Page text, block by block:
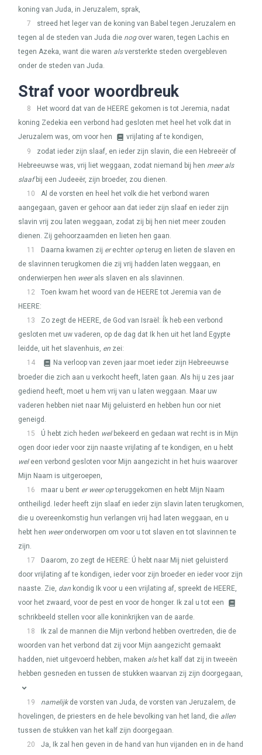
koning van Juda, in Jeruzalem, sprak,
7
streed het leger van de koning van Babel tegen Jeruzalem en
tegen al de steden van Juda die nogover waren, tegen Lachis en
tegen Azeka, want die waren alsversterkte steden overgebleven
onder de steden van Juda.
Straf voor woordbreuk
8 Het woord dat van de HEERE gekomen is tot Jeremia, nadat
koning Zedekia een verbond had gesloten met heel het volk dat in
Jeruzalem was, om voor hen
vrijlating af te kondigen,
9
zodat ieder zijn slaaf, en ieder zijn slavin, die een Hebreeër of
Hebreeuwse was, vrij liet weggaan, zodat niemand bij hen meer als
slaafbij een Judeeër, zijn broeder, zou dienen.
10
Al de vorsten en heel het volk die het verbond waren
aangegaan, gaven er gehoor aan dat ieder zijn slaaf en ieder zijn
slavin vrij zou laten weggaan, zodat zij bij hen niet meer zouden
dienen. Zij gehoorzaamden en lieten hen gaan.
11
Daarna kwamen zij erechter opterug en lieten de slaven en
de slavinnen terugkomen die zij vrij hadden laten weggaan, en
onderwierpen hen weerals slaven en als slavinnen.
12
Toen kwam het woord van de HEEREtot Jeremia van de
HEERE:
13
Zo zegt de HEERE, de God van Israël: Ík heb een verbond
gesloten met uw vaderen, op de dag dat Ik hen uit het land Egypte
leidde, uit het slavenhuis, en zei:
14
Na verloop van zeven jaar moet ieder zijn Hebreeuwse
broeder die zich aan u verkocht heeft, laten gaan. Als hij u zes jaar
gediend heeft, moet u hem vrij van u laten weggaan. Maar uw
vaderen hebben niet naar Mij geluisterd en hebben hun oor niet
geneigd.
15
Ú hebt zich heden welbekeerd en gedaan wat recht is in Mijn
ogen door ieder voor zijn naaste vrijlating af te kondigen, en u hebt
weleen verbond gesloten voor Mijn aangezicht in het huis waarover
Mijn Naam is uitgeroepen,
16
maar u bent er weer opteruggekomen en hebt Mijn Naam
ontheiligd. Ieder heeft zijn slaaf en ieder zijn slavin laten terugkomen,
die u overeenkomstig hun verlangen vrij had laten weggaan, en u
hebt hen weeronderworpen om voor u tot slaven en tot slavinnen te
zijn.
17
Daarom, zo zegt de HEERE: Ú hebt naar Mij niet geluisterd
door vrijlating af te kondigen, ieder voor zijn broeder en ieder voor zijn
naaste. Zie, dan kondig Ik voor u een vrijlating af, spreekt de HEERE,
voor het zwaard, voor de pest en voor de honger. Ik zal u tot een
schrikbeeld stellen voor alle koninkrijken van de aarde.
18
Ik zal de mannen die Mijn verbond hebben overtreden, die de
woorden van het verbond dat zij voor Mijn aangezicht gemaakt
hadden, niet uitgevoerd hebben, maken alshet kalf dat zij in tweeën
hebben gesneden en tussen de stukken waarvan zij zijn doorgegaan,
19 namelijkde vorsten van Juda, de vorsten van Jeruzalem, de
hovelingen, de priesters en de hele bevolking van het land, die allen
tussen de stukken van het kalf zijn doorgegaan.
20
Ja, Ik zal hen geven in de hand van hun vijanden en in de hand